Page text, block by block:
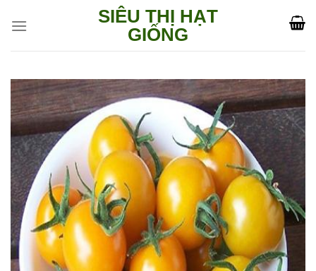
SIÊU THỊ HẠT
GIỐNG